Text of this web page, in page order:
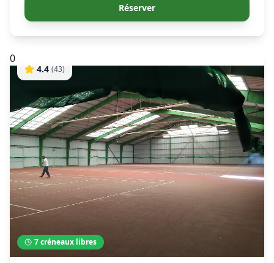
Réserver
0
4.4 (43)
7créneaux libres